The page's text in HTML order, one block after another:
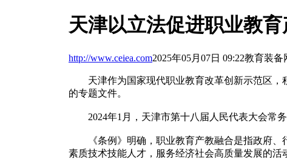
天津以立法促进职业教
http://www.ceiea.com2025年05月07日 09:22教育装备
天津作为国家现代职业教育改革创新示范区，
的专题文件。
2024年1月，天津市第十八届人民代表大会常务
《条例》明确，职业教育产教融合是指政府、
素质技术技能人才，服务经济社会高质量发展的